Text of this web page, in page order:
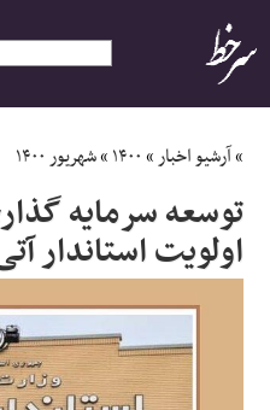
ایران
سیاسی
اقتصاد
»آرشیو اخبار»۱۴۰۰»شهریور ۱۴۰۰
توسعه سرمایه
اولویت استاندار